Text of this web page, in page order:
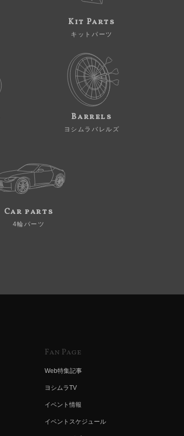
Kit Parts
キットパーツ
Barrels
ヨシムラバレルズ
Car parts
4輪パーツ
Fan Page
Web特集記事
ヨシムラTV
イベント情報
イベントスケジュール